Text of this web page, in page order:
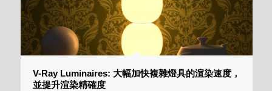
V-Ray Luminaires: 大幅加快複雜燈具的渲染速度，
並提升渲染精確度